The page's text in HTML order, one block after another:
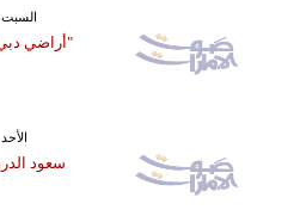
GMT 21:00 2018 السبت ,31 آذار/ مارس
"أراضي
GMT 08:20 2015 الأحد ,10 أيار / مايو
سعود